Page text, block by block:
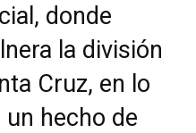
donde
la división
Cruz, en lo
hecho de